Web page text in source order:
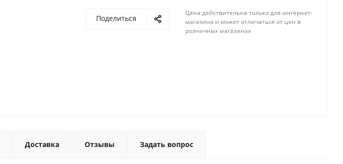
Поделиться
Цена действительна только для интернет-
магазина и может отличаться от цен в
розничных магазинах
Доставка Отзывы Задать вопрос